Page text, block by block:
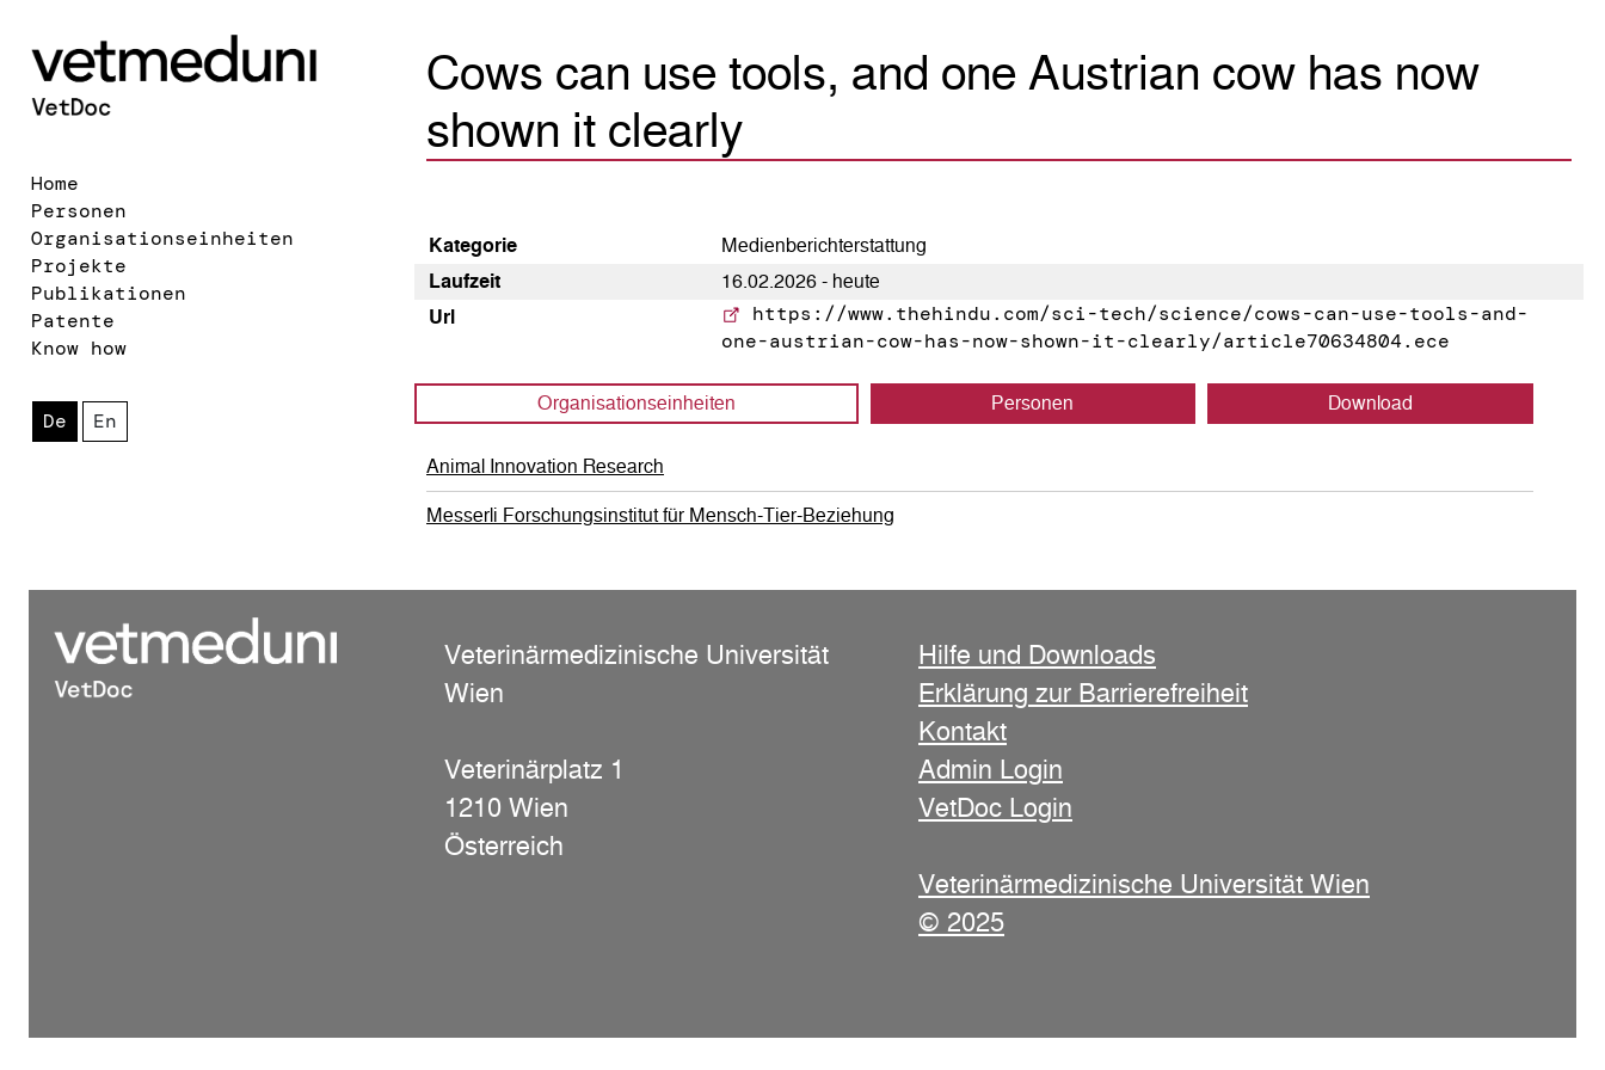
Home
Personen
Organisationseinheiten
Projekte
Publikationen
Patente
Know how
De En
Cows can use tools, and one Austrian cow has now
shown it clearly
Kategorie
Medienberichterstattung
Laufzeit
16.02.2026 - heute
Url
https://www.thehindu.com/sci-tech/science/cows-can-use-tools-and-
one-austrian-cow-has-now-shown-it-clearly/article70634804.ece
Organisations­einheiten Personen Download
Animal Innovation Research
Messerli Forschungsinstitut für Mensch-Tier-Beziehung
Veterinärmedizinische Universität
Wien
Veterinärplatz 1
1210 Wien
Österreich
Hilfe und Downloads
Erklärung zur Barrierefreiheit
Kontakt
Admin Login
VetDoc Login
Veterinärmedizinische Universität Wien
© 2025